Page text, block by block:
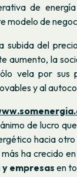
de
modelo de
subida del
aumento, la
vela por sus
y al
de lucro
hacia
ha crecido
empresas en